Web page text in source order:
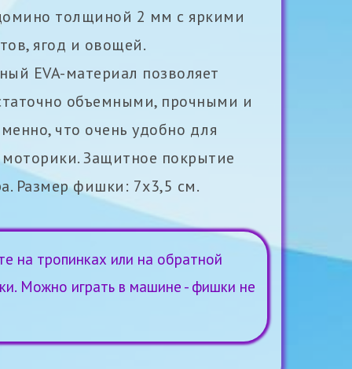
на тропинках или на обратной
Можно играть в машине - фишки не
толщиной 2 мм с яркими
ягод и овощей.
EVA-материал позволяет
объемными, прочными и
что очень удобно для
Защитное покрытие
Размер фишки: 7х3,5 см.